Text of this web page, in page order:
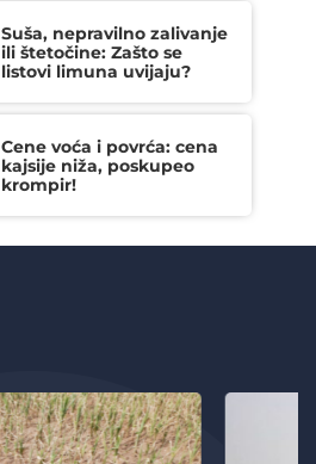
Suša, nepravilno zalivanje
ili štetočine: Zašto se
listovi limuna uvijaju?
Cene voća i povrća: cena
kajsije niža, poskupeo
krompir!